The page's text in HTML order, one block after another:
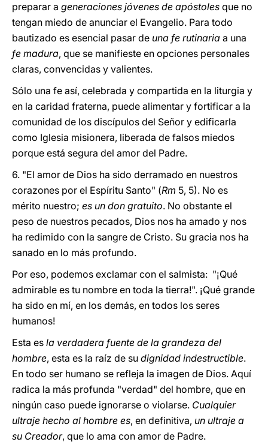
preparar a generaciones jóvenes de apóstoles que no
tengan miedo de anunciar el Evangelio. Para todo
bautizado es esencial pasar de una fe rutinaria a una
fe madura, que se manifieste en opciones personales
claras, convencidas y valientes.
Sólo una fe así, celebrada y compartida en la liturgia y
en la caridad fraterna, puede alimentar y fortificar a la
comunidad de los discípulos del Señor y edificarla
como Iglesia misionera, liberada de falsos miedos
porque está segura del amor del Padre.
6. "El amor de Dios ha sido derramado en nuestros
corazones por el Espíritu Santo" (Rm 5, 5). No es
mérito nuestro; es un don gratuito. No obstante el
peso de nuestros pecados, Dios nos ha amado y nos
ha redimido con la sangre de Cristo. Su gracia nos ha
sanado en lo más profundo.
Por eso, podemos exclamar con el salmista: "¡Qué
admirable es tu nombre en toda la tierra!". ¡Qué grande
ha sido en mí, en los demás, en todos los seres
humanos!
Esta es la verdadera fuente de la grandeza del
hombre, esta es la raíz de su dignidad indestructible.
En todo ser humano se refleja la imagen de Dios. Aquí
radica la más profunda "verdad" del hombre, que en
ningún caso puede ignorarse o violarse. Cualquier
ultraje hecho al hombre es, en definitiva, un ultraje a
su Creador, que lo ama con amor de Padre.